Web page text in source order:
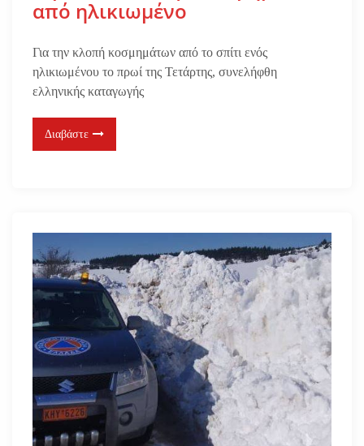
από ηλικιωμένο
Για την κλοπή κοσμημάτων από το σπίτι ενός
ηλικιωμένου το πρωί της Τετάρτης, συνελήφθη
ελληνικής καταγωγής
Διαβάστε